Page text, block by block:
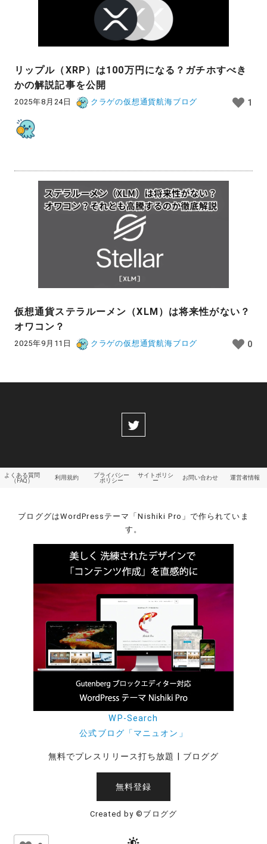
リップル（XRP）は100万円になる？ガチホすべき
かの解説記事を公開
2025年8月24日 クラゲの仮想通貨航海ブログ 1
仮想通貨ステラルーメン（XLM）は将来性がない？
オワコン？
2025年9月11日 クラゲの仮想通貨航海ブログ 0
よくある質問
（FAQ）
利用規約
プライバシー
ポリシー
サイトポリシ
ー
お問い合わせ 運営者情報
ブロググはWordPressテーマ「Nishiki Pro」で作られていま
す。
WP-Search
公式ブログ「マニュオン」
無料でプレスリリース打ち放題 | ブロググ
無料登録
Created by ©ブロググ